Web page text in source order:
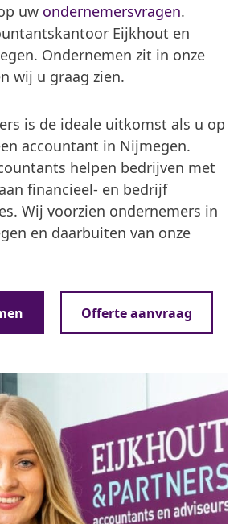
uw ondernemersvragen.
Eijkhout en
Ondernemen zit in onze
wij u graag zien.
is de ideale uitkomst als u op
accountant in Nijmegen.
helpen bedrijven met
financieel- en bedrijf
Wij voorzien ondernemers in
en daarbuiten van onze
Offerte aanvraag